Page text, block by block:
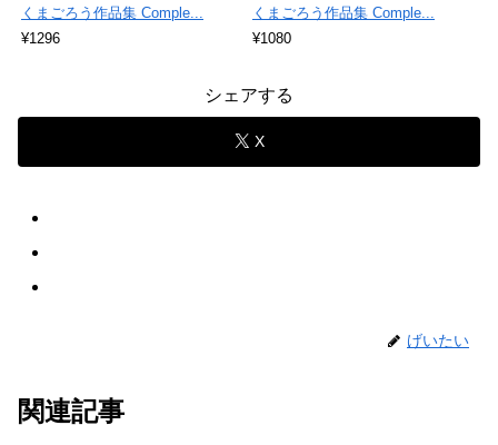
くまごろう作品集 Comple...
¥1296
くまごろう作品集 Comple...
¥1080
シェアする
X
げいたい
関連記事